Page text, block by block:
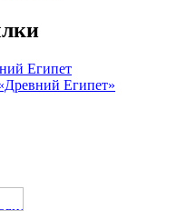
Египет
Египет»